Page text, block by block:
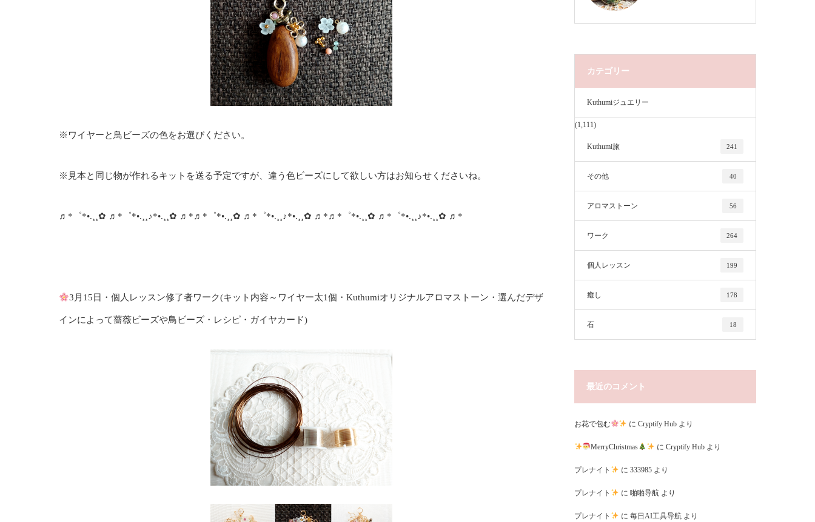
※ワイヤーと鳥ビーズの色をお選びください。
※見本と同じ物が作れるキットを送る予定ですが、違う色ビーズにして欲しい方はお知らせくださいね。
♬*゜*•.¸¸✿ ♬*゜*•.¸¸♪*•.¸¸✿ ♬*♬*゜*•.¸¸✿ ♬*゜*•.¸¸♪*•.¸¸✿ ♬*♬*゜*•.¸¸✿ ♬*゜*•.¸¸♪*•.¸¸✿ ♬*
3月15日・個人レッスン修了者ワーク(キット内容～ワイヤー太1個・Kuthumiオリジナルアロマストーン・選んだデザ
インによって薔薇ビーズや鳥ビーズ・レシピ・ガイヤカード)
カテゴリー
Kuthumiジュエリー
(1,111)
Kuthumi旅 241
その他 40
アロマストーン 56
ワーク 264
個人レッスン 199
癒し 178
石 18
最近のコメント
お花で包む にCryptify Hub より
MerryChristmas に Cryptify Hubより
プレナイト に 333985より
プレナイト に 啪啪导航より
プレナイト に 每日AI工具导航より